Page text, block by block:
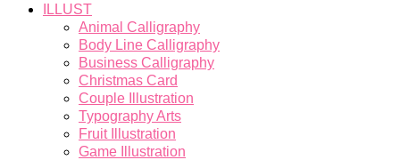
ILLUST
Animal Calligraphy
Body Line Calligraphy
Business Calligraphy
Christmas Card
Couple Illustration
Typography Arts
Fruit Illustration
Game Illustration